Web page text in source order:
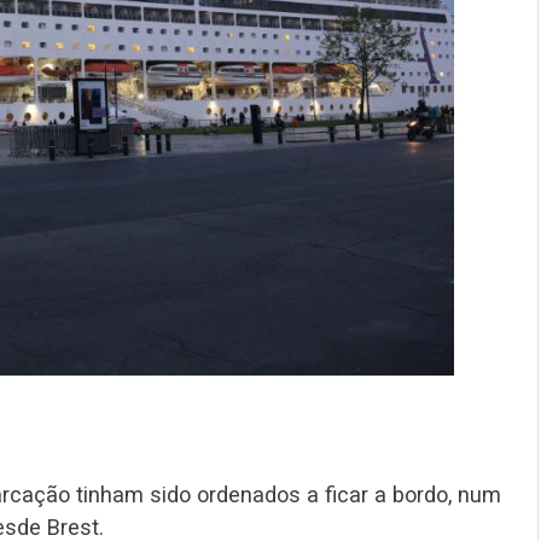
tinham sido ordenados a ficar a bordo, num
Brest.